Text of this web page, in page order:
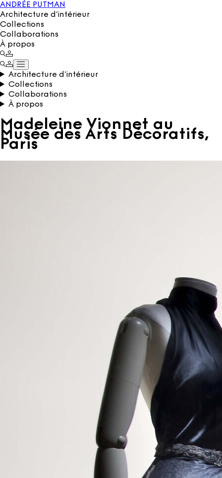
ANDRÉE PUTMAN
Architecture d’intérieur
Collections
Collaborations
À propos
Architecture d’intérieur
Collections
Collaborations
À propos
Madeleine Vionnet au
Musée des Arts Décoratifs,
Paris